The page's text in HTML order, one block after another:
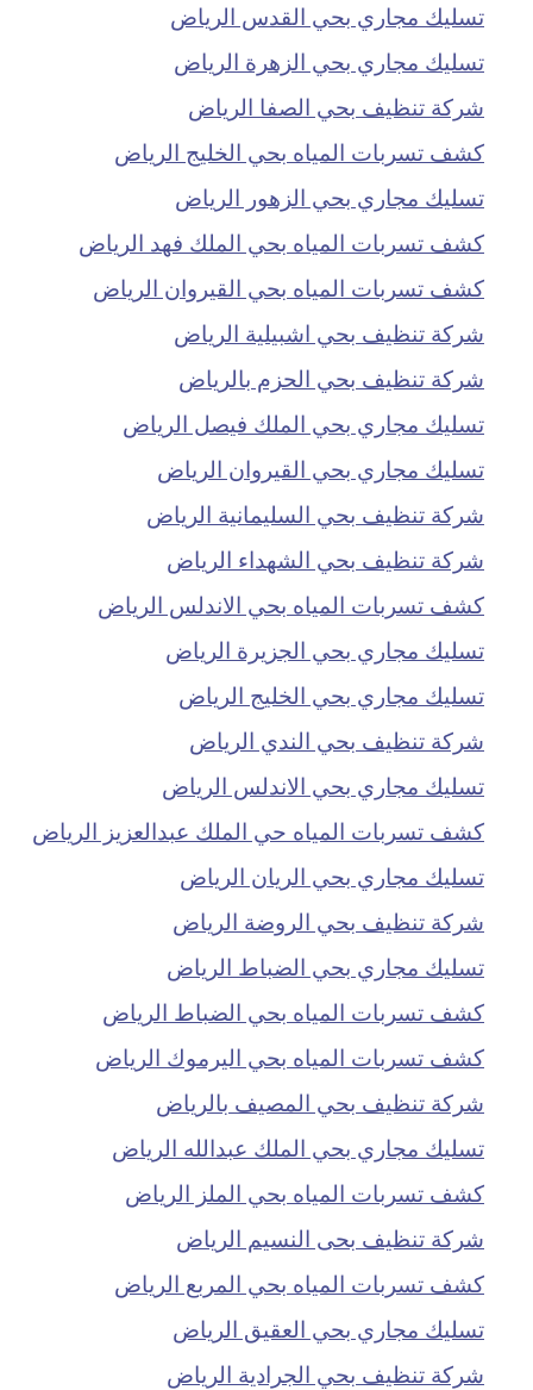
تسليك مجاري بحي القدس الرياض
تسليك مجاري بحي الزهرة الرياض
شركة تنظيف بحي الصفا الرياض
كشف تسربات المياه بحي الخليج الرياض
تسليك مجاري بحي الزهور الرياض
كشف تسربات المياه بحي الملك فهد الرياض
كشف تسربات المياه بحي القيروان الرياض
شركة تنظيف بحي اشبيلية الرياض
شركة تنظيف بحي الحزم بالرياض
تسليك مجاري بحي الملك فيصل الرياض
تسليك مجاري بحي القيروان الرياض
شركة تنظيف بحي السليمانية الرياض
شركة تنظيف بحي الشهداء الرياض
كشف تسربات المياه بحي الاندلس الرياض
تسليك مجاري بحي الجزيرة الرياض
تسليك مجاري بحي الخليج الرياض
شركة تنظيف بحي الندي الرياض
تسليك مجاري بحي الاندلس الرياض
كشف تسربات المياه حي الملك عبدالعزيز الرياض
تسليك مجاري بحي الريان الرياض
شركة تنظيف بحي الروضة الرياض
تسليك مجاري بحي الضباط الرياض
كشف تسربات المياه بحي الضباط الرياض
كشف تسربات المياه بحي اليرموك الرياض
شركة تنظيف بحي المصيف بالرياض
تسليك مجاري بحي الملك عبدالله الرياض
كشف تسربات المياه بحي الملز الرياض
شركة تنظيف بحى النسيم الرياض
كشف تسربات المياه بحي المربع الرياض
تسليك مجاري بحي العقيق الرياض
شركة تنظيف بحي الجرادية الرياض